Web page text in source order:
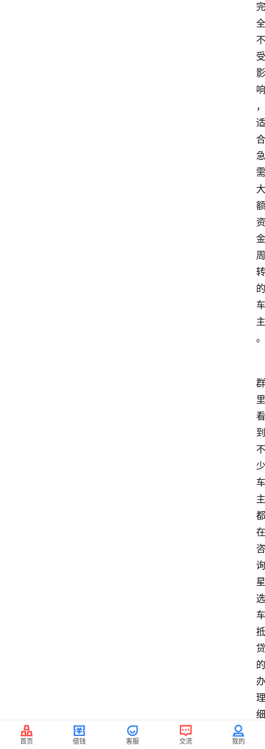
完
全
不
受
影
响
，
适
合
急
需
大
额
资
金
周
转
的
车
主
。
群
里
看
到
不
少
车
主
都
在
咨
询
星
选
车
抵
贷
的
办
理
细
首页 借钱 客服 交流 我的